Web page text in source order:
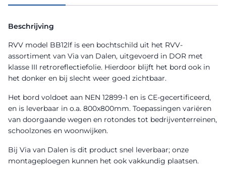
Beschrijving
RVV model BB12lf is een bochtschild uit het RVV-
assortiment van Via van Dalen, uitgevoerd in DOR met
klasse III retroreflectiefolie. Hierdoor blijft het bord ook in
het donker en bij slecht weer goed zichtbaar.
Het bord voldoet aan NEN 12899-1 en is CE-gecertificeerd,
en is leverbaar in o.a. 800x800mm. Toepassingen variëren
van doorgaande wegen en rotondes tot bedrijventerreinen,
schoolzones en woonwijken.
Bij Via van Dalen is dit product snel leverbaar; onze
montageploegen kunnen het ook vakkundig plaatsen.